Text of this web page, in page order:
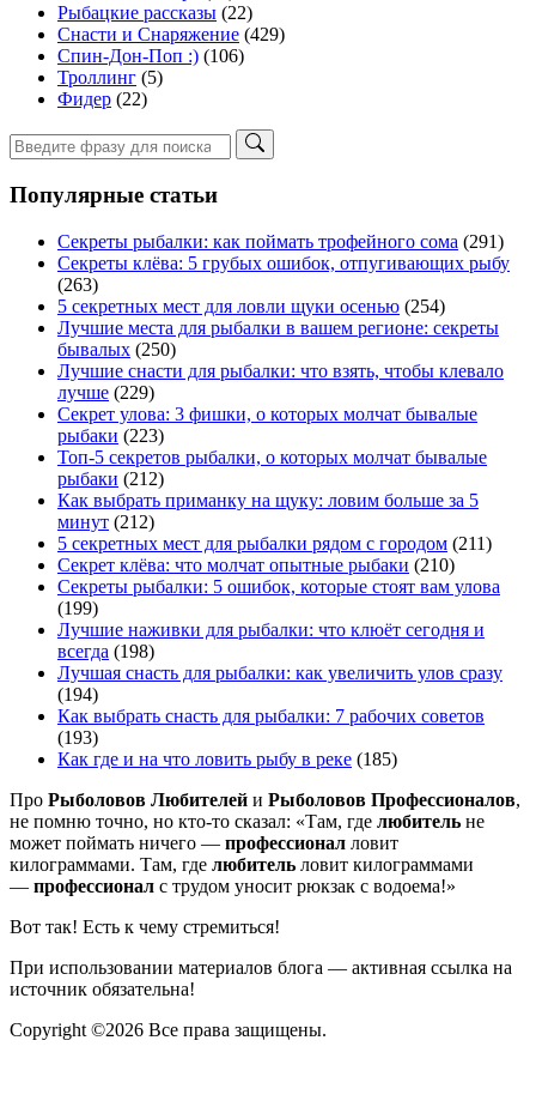
Рыбацкие рассказы (22)
Снасти и Снаряжение (429)
Спин-Дон-Поп :) (106)
Троллинг (5)
Фидер (22)
Популярные статьи
Секреты рыбалки: как поймать трофейного сома (291)
Секреты клёва: 5 грубых ошибок, отпугивающих рыбу
(263)
5 секретных мест для ловли щуки осенью (254)
Лучшие места для рыбалки в вашем регионе: секреты
бывалых (250)
Лучшие снасти для рыбалки: что взять, чтобы клевало
лучше (229)
Секрет улова: 3 фишки, о которых молчат бывалые
рыбаки (223)
Топ-5 секретов рыбалки, о которых молчат бывалые
рыбаки (212)
Как выбрать приманку на щуку: ловим больше за 5
минут (212)
5 секретных мест для рыбалки рядом с городом (211)
Секрет клёва: что молчат опытные рыбаки (210)
Секреты рыбалки: 5 ошибок, которые стоят вам улова
(199)
Лучшие наживки для рыбалки: что клюёт сегодня и
всегда (198)
Лучшая снасть для рыбалки: как увеличить улов сразу
(194)
Как выбрать снасть для рыбалки: 7 рабочих советов
(193)
Как где и на что ловить рыбу в реке (185)
Про Рыболовов Любителей и Рыболовов Профессионалов,
не помню точно, но кто-то сказал: «Там, где любитель не
может поймать ничего — профессионал ловит
килограммами. Там, где любитель ловит килограммами
— профессионал с трудом уносит рюкзак с водоема!»
Вот так! Есть к чему стремиться!
При использовании материалов блога — активная ссылка на
источник обязательна!
Copyright ©2026 Все права защищены.